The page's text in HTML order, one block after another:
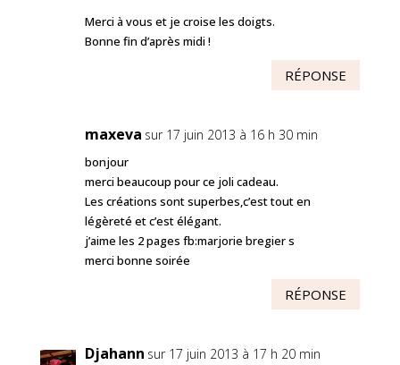
Merci à vous et je croise les doigts.
Bonne fin d’après midi !
RÉPONSE
maxeva sur 17 juin 2013 à 16 h 30 min
bonjour
merci beaucoup pour ce joli cadeau.
Les créations sont superbes,c’est tout en
légèreté et c’est élégant.
j’aime les 2 pages fb:marjorie bregier s
merci bonne soirée
RÉPONSE
Djahann sur 17 juin 2013 à 17 h 20 min